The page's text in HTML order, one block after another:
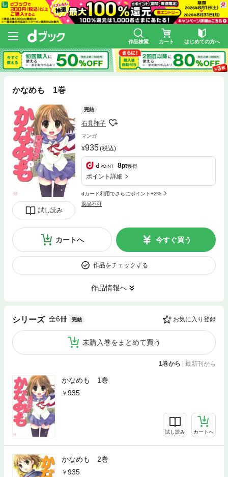
作品検索 カート はじめての方へ
かなめも 1巻
試し読み
完結
石見翔子
マンガ
935(税込)
8pt獲得
ポイント詳細
dカード利用でさらにポイント+2%
返品不可
カートへ 今すぐ買う
作品をチェックする
作品情報へ
シリーズ 全6冊 完結 お気に入り登録
未購入巻をまとめて買う
1巻から | 最新刊から
かなめも 1巻
935
試し読み カートへ
かなめも 2巻
935